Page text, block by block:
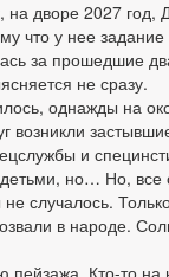
на дворе 2027 год,
что у нее
за прошедшие
не сразу.
однажды на
возникли
и
но… Но, все
случалось.
в народе.
Кто-то на